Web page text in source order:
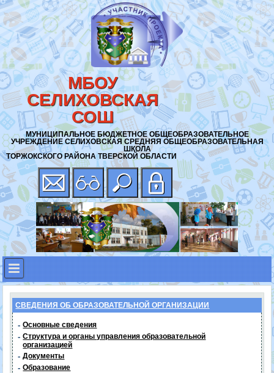
МБОУ
СЕЛИХОВСКАЯ
СОШ
МУНИЦИПАЛЬНОЕ БЮДЖЕТНОЕ ОБЩЕОБРАЗОВАТЕЛЬНОЕ
УЧРЕЖДЕНИЕ СЕЛИХОВСКАЯ СРЕДНЯЯ ОБЩЕОБРАЗОВАТЕЛЬНАЯ
ШКОЛА
ТОРЖОКСКОГО РАЙОНА ТВЕРСКОЙ ОБЛАСТИ
СВЕДЕНИЯ ОБ ОБРАЗОВАТЕЛЬНОЙ ОРГАНИЗАЦИИ
- Основные сведения
- Структура и органы управления образовательной
организацией
- Документы
- Образование